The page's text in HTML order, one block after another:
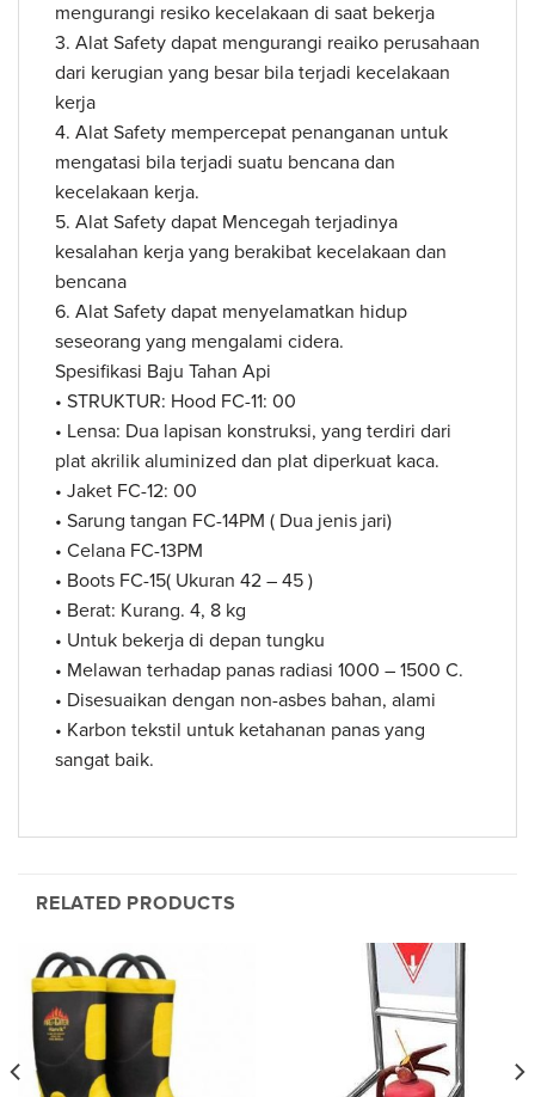
mengurangi resiko kecelakaan di saat bekerja
3. Alat Safety dapat mengurangi reaiko perusahaan
dari kerugian yang besar bila terjadi kecelakaan
kerja
4. Alat Safety mempercepat penanganan untuk
mengatasi bila terjadi suatu bencana dan
kecelakaan kerja.
5. Alat Safety dapat Mencegah terjadinya
kesalahan kerja yang berakibat kecelakaan dan
bencana
6. Alat Safety dapat menyelamatkan hidup
seseorang yang mengalami cidera.
Spesifikasi Baju Tahan Api
• STRUKTUR: Hood FC-11: 00
• Lensa: Dua lapisan konstruksi, yang terdiri dari
plat akrilik aluminized dan plat diperkuat kaca.
• Jaket FC-12: 00
• Sarung tangan FC-14PM ( Dua jenis jari)
• Celana FC-13PM
• Boots FC-15( Ukuran 42 – 45 )
• Berat: Kurang. 4, 8 kg
• Untuk bekerja di depan tungku
• Melawan terhadap panas radiasi 1000 – 1500 C.
• Disesuaikan dengan non-asbes bahan, alami
• Karbon tekstil untuk ketahanan panas yang
sangat baik.
RELATED PRODUCTS